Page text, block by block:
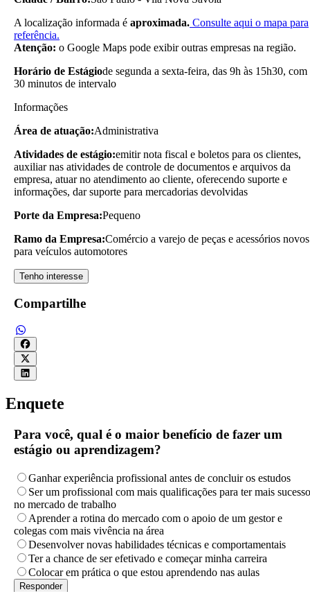
A localização informada é aproximada. Consulte aqui o mapa para
referência.
Atenção: o Google Maps pode exibir outras empresas na região.
Horário de Estágiode segunda a sexta-feira, das 9h às 15h30, com
30 minutos de intervalo
Informações
Área de atuação:Administrativa
Atividades de estágio:emitir nota fiscal e boletos para os clientes,
auxiliar nas atividades de controle de documentos e arquivos da
empresa, atuar no atendimento ao cliente, oferecendo suporte e
informações, dar suporte para mercadorias devolvidas
Porte da Empresa:Pequeno
Ramo da Empresa:Comércio a varejo de peças e acessórios novos
para veículos automotores
Tenho interesse
Compartilhe
Enquete
Para você, qual é o maior benefício de fazer um
estágio ou aprendizagem?
Ganhar experiência profissional antes de concluir os estudos
Ser um profissional com mais qualificações para ter mais sucesso
no mercado de trabalho
Aprender a rotina do mercado com o apoio de um gestor e
colegas com mais vivência na área
Desenvolver novas habilidades técnicas e comportamentais
Ter a chance de ser efetivado e começar minha carreira
Colocar em prática o que estou aprendendo nas aulas